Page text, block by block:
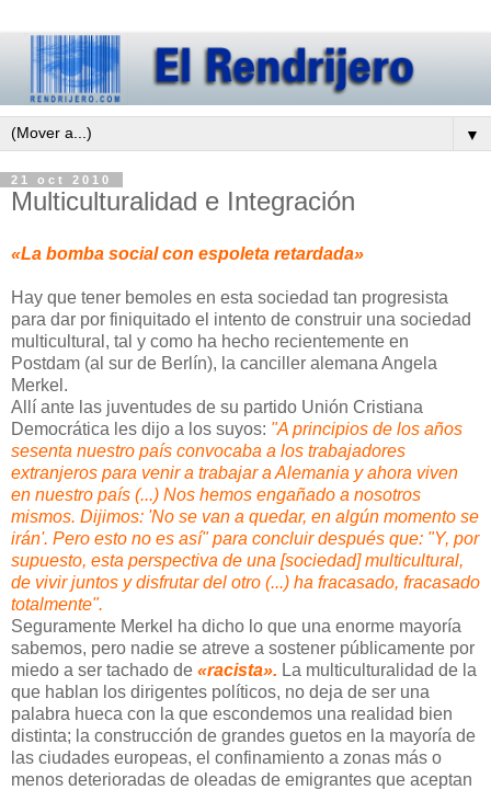
▼
21 oct 2010
Multiculturalidad e Integración
«La bomba social con espoleta retardada»
Hay que tener bemoles en esta sociedad tan progresista
para dar por finiquitado el intento de construir una sociedad
multicultural, tal y como ha hecho recientemente en
Postdam (al sur de Berlín), la canciller alemana Angela
Merkel.
Allí ante las juventudes de su partido Unión Cristiana
Democrática les dijo a los suyos: "A principios de los años
sesenta nuestro país convocaba a los trabajadores
extranjeros para venir a trabajar a Alemania y ahora viven
en nuestro país (...) Nos hemos engañado a nosotros
mismos. Dijimos: 'No se van a quedar, en algún momento se
irán'. Pero esto no es así" para concluir después que: "Y, por
supuesto, esta perspectiva de una [sociedad] multicultural,
de vivir juntos y disfrutar del otro (...) ha fracasado, fracasado
totalmente".
Seguramente Merkel ha dicho lo que una enorme mayoría
sabemos, pero nadie se atreve a sostener públicamente por
miedo a ser tachado de «racista». La multiculturalidad de la
que hablan los dirigentes políticos, no deja de ser una
palabra hueca con la que escondemos una realidad bien
distinta; la construcción de grandes guetos en la mayoría de
las ciudades europeas, el confinamiento a zonas más o
menos deterioradas de oleadas de emigrantes que aceptan